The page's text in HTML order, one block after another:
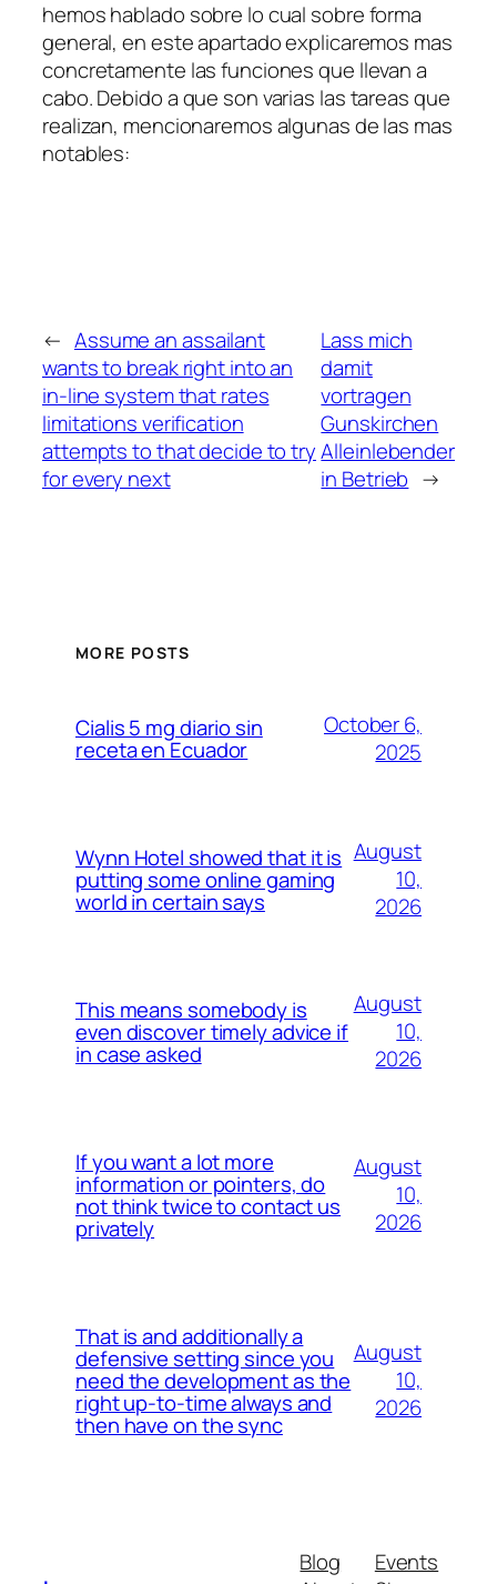
hemos hablado sobre lo cual sobre forma
general, en este apartado explicaremos mas
concretamente las funciones que llevan a
cabo. Debido a que son varias las tareas que
realizan, mencionaremos algunas de las mas
notables:
← Assume an assailant
wants to break right into an
in-line system that rates
limitations verification
attempts to that decide to try
for every next
Lass mich
damit
vortragen
Gunskirchen
Alleinlebender
in Betrieb →
MORE POSTS
Cialis 5 mg diario sin
receta en Ecuador
October 6,
2025
Wynn Hotel showed that it is
putting some online gaming
world in certain says
August
10,
2026
This means somebody is
even discover timely advice if
in case asked
August
10,
2026
If you want a lot more
information or pointers, do
not think twice to contact us
privately
August
10,
2026
That is and additionally a
defensive setting since you
need the development as the
right up-to-time always and
then have on the sync
August
10,
2026
Blog
Events